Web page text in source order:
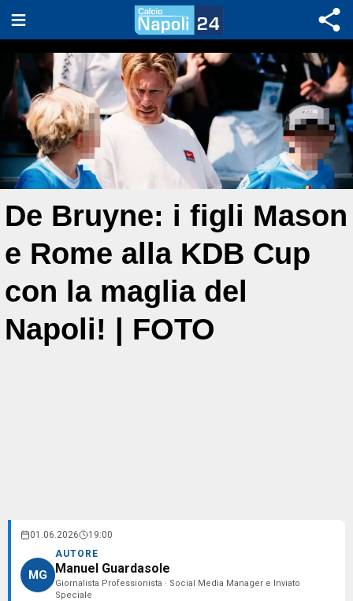
De Bruyne: i figli Mason
e Rome alla KDB Cup
con la maglia del
Napoli! | FOTO
01.06.2026 19:00
MG
AUTORE
Manuel Guardasole
Giornalista Professionista · Social Media Manager e Inviato
Speciale